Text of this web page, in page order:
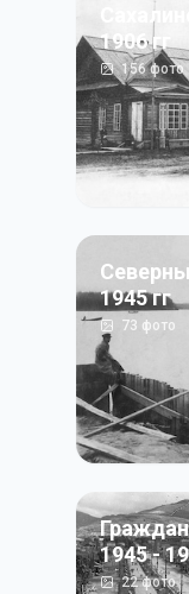
1906 гг
156фото
1945 гг
73 фото
1945 -
22фото